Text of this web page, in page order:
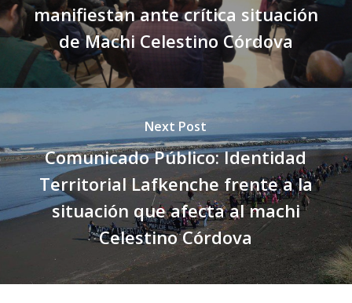
manifiestan ante crítica situación
de Machi Celestino Córdova
Next Post
Comunicado Público: Identidad
Territorial Lafkenche frente a la
situación que afecta al machi
Celestino Córdova